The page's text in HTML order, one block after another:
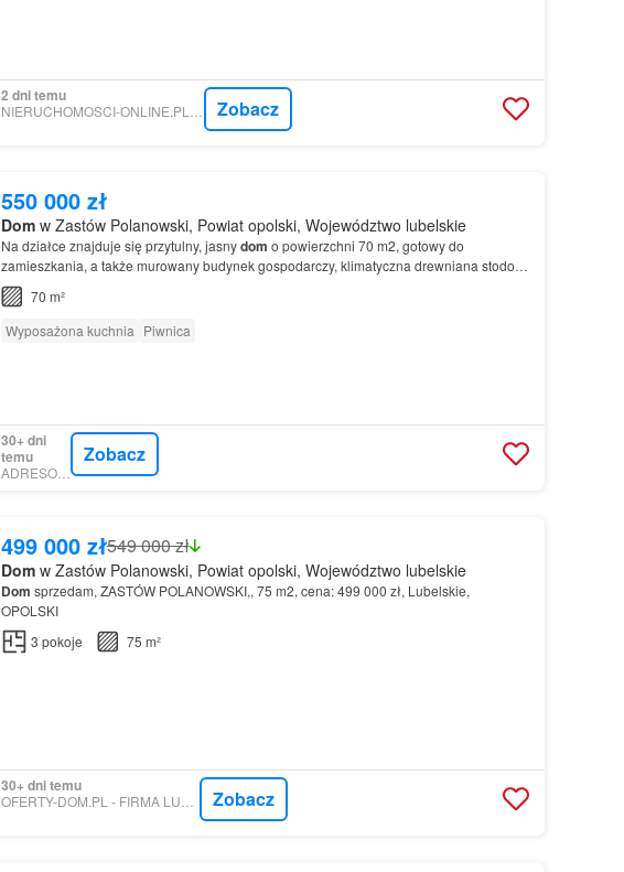
2 dni temu
NIERUCHOMOSCI-ONLINE.PL - JEŻOWSKI NIERUCHOMOŚCI Zobacz
550 000 zł
Domw Zastów Polanowski, Powiat opolski, Województwo lubelskie
Na działce znajduje się przytulny, jasnydom o powierzchni 70 m2, gotowy do
zamieszkania, a także murowany budynek gospodarczy, klimatyczna drewniana stodoła
Dom
70 m²
Wyposażona kuchnia Piwnica
30+ dni
temu
ADRESOWO
Zobacz
499 000 zł549 000 zł
Domw Zastów Polanowski, Powiat opolski, Województwo lubelskie
Dom sprzedam, ZASTÓW POLANOWSKI,, 75 m2, cena: 499 000 zł, Lubelskie,
OPOLSKI
3 pokoje 75 m²
30+ dni temu
Zobacz